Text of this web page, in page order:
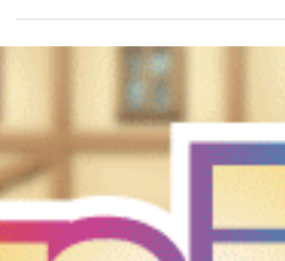
更新していますので、お時間がある方、検
でここにアクセスされた方はぜひ立ち寄っ
いってください。...